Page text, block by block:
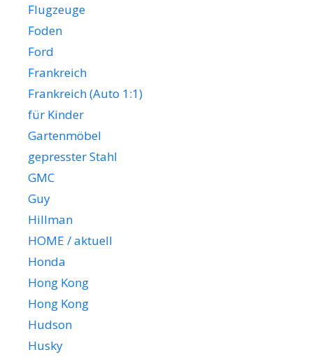
Flugzeuge
Foden
Ford
Frankreich
Frankreich (Auto 1:1)
für Kinder
Gartenmöbel
gepresster Stahl
GMC
Guy
Hillman
HOME / aktuell
Honda
Hong Kong
Hong Kong
Hudson
Husky